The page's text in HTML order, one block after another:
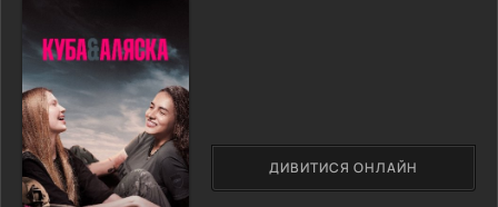
ДИВИТИСЯ ОНЛАЙН